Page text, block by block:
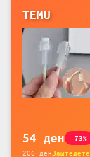
TEMU
54 ден -73%
206денЗаштедете